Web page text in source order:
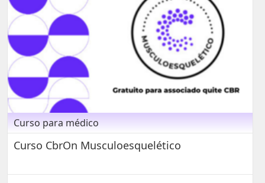
Curso para médico
Curso CbrOn Musculoesquelético